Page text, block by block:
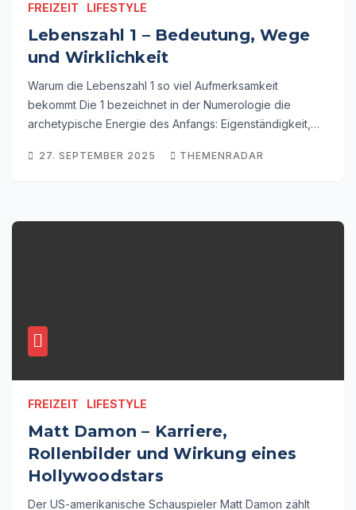
FREIZEIT LIFESTYLE
Lebenszahl 1 – Bedeutung, Wege
und Wirklichkeit
Warum die Lebenszahl 1 so viel Aufmerksamkeit
bekommt Die 1 bezeichnet in der Numerologie die
archetypische Energie des Anfangs: Eigenständigkeit,…
27. SEPTEMBER 2025 THEMENRADAR
FREIZEIT LIFESTYLE
Matt Damon – Karriere,
Rollenbilder und Wirkung eines
Hollywoodstars
Der US-amerikanische Schauspieler Matt Damon zählt